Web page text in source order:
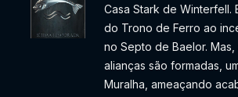
Casa Stark de Winterfell.
do Trono de Ferro ao
no Septo de Baelor.
alianças são formadas,
Muralha, ameaçando